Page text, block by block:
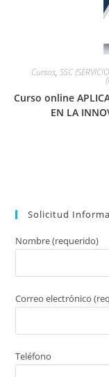
Cursos, SSC
Curso online
EN LA
Solicitud
Nombre (requerido)
Correo electrónico
Teléfono